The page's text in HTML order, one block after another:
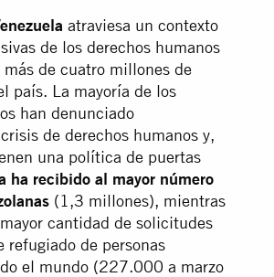
atraviesa un contexto
de los derechos humanos
de cuatro millones de
país. La mayoría de los
han denunciado
de derechos humanos y,
una política de puertas
ha recibido al mayor número
(1,3 millones), mientras
cantidad de solicitudes
refugiado de personas
el mundo (227.000 a marzo